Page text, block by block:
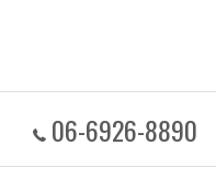
06-6926-8890